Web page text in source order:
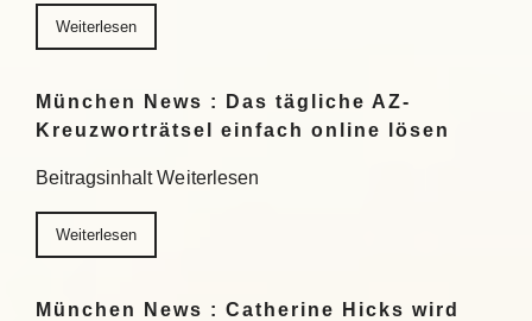
Weiterlesen
München News : Das tägliche AZ-
Kreuzworträtsel einfach online lösen
Beitragsinhalt Weiterlesen
Weiterlesen
München News : Catherine Hicks wird